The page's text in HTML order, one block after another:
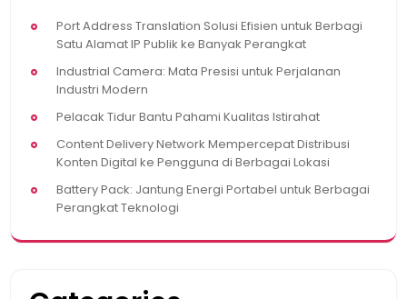
Port Address Translation Solusi Efisien untuk Berbagi
Satu Alamat IP Publik ke Banyak Perangkat
Industrial Camera: Mata Presisi untuk Perjalanan
Industri Modern
Pelacak Tidur Bantu Pahami Kualitas Istirahat
Content Delivery Network Mempercepat Distribusi
Konten Digital ke Pengguna di Berbagai Lokasi
Battery Pack: Jantung Energi Portabel untuk Berbagai
Perangkat Teknologi